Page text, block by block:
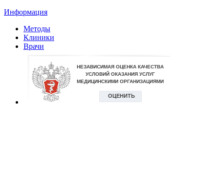
Информация
Методы
Клиники
Врачи